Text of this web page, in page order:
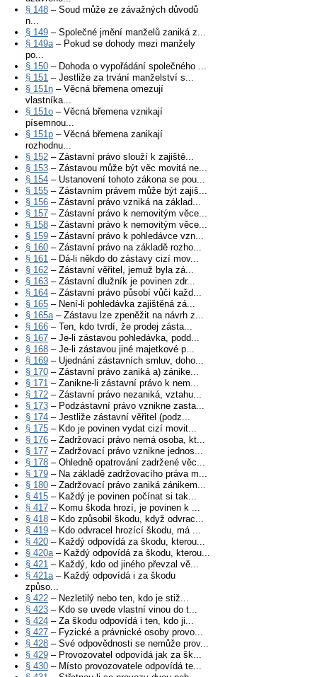
§ 148 – Soud může ze závažných důvodů
n...
§ 149 – Společné jmění manželů zaniká z...
§ 149a– Pokud se dohody mezi manžely
po...
§ 150 – Dohoda o vypořádání společného ...
§ 151 – Jestliže za trvání manželství s...
§ 151n – Věcná břemena omezují
vlastníka...
§ 151o – Věcná břemena vznikají
písemnou...
§ 151p – Věcná břemena zanikají
rozhodnu...
§ 152 – Zástavní právo slouží k zajiště...
§ 153 – Zástavou může být věc movitá ne...
§ 154 – Ustanovení tohoto zákona se pou...
§ 155 – Zástavním právem může být zajiš...
§ 156 – Zástavní právo vzniká na základ...
§ 157 – Zástavní právo k nemovitým věce...
§ 158 – Zástavní právo k nemovitým věce...
§ 159 – Zástavní právo k pohledávce vzn...
§ 160 – Zástavní právo na základě rozho...
§ 161 – Dá-li někdo do zástavy cizí mov...
§ 162 – Zástavní věřitel, jemuž byla zá...
§ 163 – Zástavní dlužník je povinen zdr...
§ 164 – Zástavní právo působí vůči každ...
§ 165 – Není-li pohledávka zajištěná zá...
§ 165a– Zástavu lze zpeněžit na návrh z...
§ 166 – Ten, kdo tvrdí, že prodej zásta...
§ 167 – Je-li zástavou pohledávka, podd...
§ 168 – Je-li zástavou jiné majetkové p...
§ 169 – Ujednání zástavních smluv, doho...
§ 170 – Zástavní právo zaniká a) zánike...
§ 171 – Zanikne-li zástavní právo k nem...
§ 172 – Zástavní právo nezaniká, vztahu...
§ 173 – Podzástavní právo vznikne zasta...
§ 174 – Jestliže zástavní věřitel (podz...
§ 175 – Kdo je povinen vydat cizí movit...
§ 176 – Zadržovací právo nemá osoba, kt...
§ 177 – Zadržovací právo vznikne jednos...
§ 178 – Ohledně opatrování zadržené věc...
§ 179 – Na základě zadržovacího práva m...
§ 180 – Zadržovací právo zaniká zánikem...
§ 415 – Každý je povinen počínat si tak...
§ 417 – Komu škoda hrozí, je povinen k ...
§ 418 – Kdo způsobil škodu, když odvrac...
§ 419 – Kdo odvracel hrozící škodu, má ...
§ 420 – Každý odpovídá za škodu, kterou...
§ 420a– Každý odpovídá za škodu, kterou...
§ 421 – Každý, kdo od jiného převzal vě...
§ 421a– Každý odpovídá i za škodu
způso...
§ 422 – Nezletilý nebo ten, kdo je stiž...
§ 423 – Kdo se uvede vlastní vinou do t...
§ 424 – Za škodu odpovídá i ten, kdo ji...
§ 427 – Fyzické a právnické osoby provo...
§ 428 – Své odpovědnosti se nemůže prov...
§ 429 – Provozovatel odpovídá jak za šk...
§ 430 – Místo provozovatele odpovídá te...